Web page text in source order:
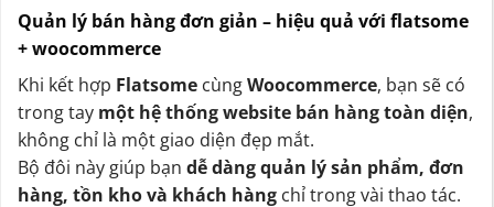
Quản lý bán hàng đơn giản – hiệu quả với flatsome
+ woocommerce
Khi kết hợp Flatsome cùngWoocommerce, bạn sẽ có
trong tay một hệ thống website bán hàng toàn diện,
không chỉ là một giao diện đẹp mắt.
Bộ đôi này giúp bạn dễ dàng quản lý sản phẩm, đơn
hàng, tồn kho và khách hàng chỉ trong vài thao tác.